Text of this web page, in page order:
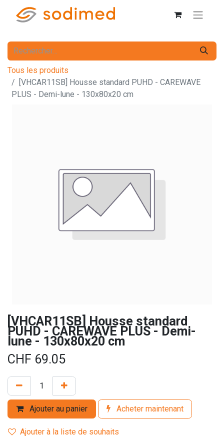
Tous les produits
[VHCAR11SB] Housse standard PUHD - CAREWAVE
PLUS - Demi-lune - 130x80x20 cm
[VHCAR11SB] Housse standard
PUHD - CAREWAVE PLUS - Demi-
lune - 130x80x20 cm
CHF 69.05
Ajouter au panier Acheter maintenant
Ajouter à la liste de souhaits